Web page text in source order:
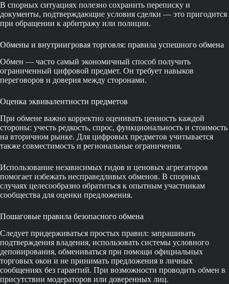
В спорных ситуациях полезно сохранить переписку и
документы, подтверждающие условия сделки — это пригодится
при обращении к арбитражу или полиции.
Обмены и внутриигровая торговля: правила успешного обмена
Обмен — часто самый экономичный способ получить
ограниченный цифровой предмет. Он требует навыков
переговоров и доверия между сторонами.
Оценка эквивалентности предметов
При обмене важно корректно оценивать ценность каждой
стороны: учесть редкость, спрос, функциональность и стоимость
на вторичном рынке. Для цифровых предметов учитывается
также совместимость и региональные ограничения.
Использование независимых гидов и ценовых агрегаторов
помогает избежать несправедливых обменов. В спорных
случаях целесообразно обратиться к опытным участникам
сообщества для оценки предложения.
Пошаговые правила безопасного обмена
Следует придерживаться простых правил: запрашивать
подтверждения владения, использовать системы условного
депонирования, обмениваться при помощи официальных
торговых окон и не принимать предложения в личных
сообщениях без гарантий. При возможности проводить обмен в
присутствии модераторов или доверенных лиц.